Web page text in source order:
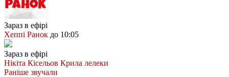
Зараз в ефірі
Хеппі Ранок до 10:05
Зараз в ефірі
Нікіта Кісельов Крила лелеки
Раніше звучали